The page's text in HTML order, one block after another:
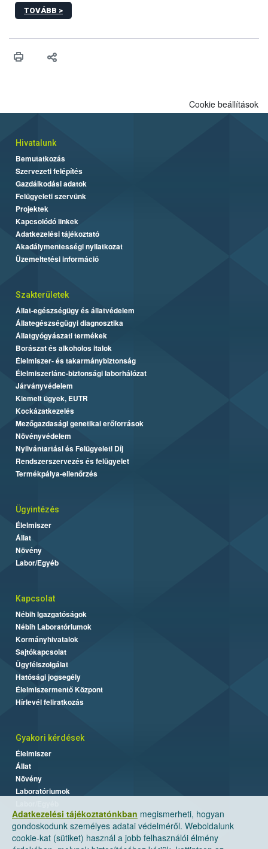
engedélyokiratát módosította, így azok a szüretet követően,
egészen a vesszőérettség (BBCH 91) stádiumáig
érésű szőlőkben is legyen lehetőség a károsító elleni további
felhasználók számára is elérhető és ökológiai termesztésben is
TOVÁBB >
Adatkezelési tájékoztatónkban megismerheti, hogyan
gondoskodunk személyes adatai védelméről. Weboldalunk
cookie-kat (sütiket) használ a jobb felhasználói élmény
Cookie beállítások
Hivatalunk
Bemutatkozás
Szervezeti felépítés
Gazdálkodási adatok
Felügyeleti szervünk
Projektek
Kapcsolódó linkek
Adatkezelési tájékoztató
Akadálymentességi nyilatkozat
Üzemeltetési információ
Szakterületek
Állat-egészségügy és állatvédelem
Állategészségügyi diagnosztika
Állatgyógyászati termékek
Borászat és alkoholos italok
Élelmiszer- és takarmánybiztonság
Élelmiszerlánc-biztonsági laborhálózat
Járványvédelem
Kiemelt ügyek, EUTR
Kockázatkezelés
Mezőgazdasági genetikai erőforrások
Növényvédelem
Nyilvántartási és Felügyeleti Díj
Rendszerszervezés és felügyelet
Termékpálya-ellenőrzés
Ügyintézés
Élelmiszer
Állat
Növény
Labor/Egyéb
Kapcsolat
Nébih Igazgatóságok
Nébih Laboratóriumok
Kormányhivatalok
Sajtókapcsolat
Ügyfélszolgálat
Hatósági jogsegély
Élelmiszermentő Központ
Hírlevél feliratkozás
Gyakori kérdések
Élelmiszer
Állat
Növény
Laboratóriumok